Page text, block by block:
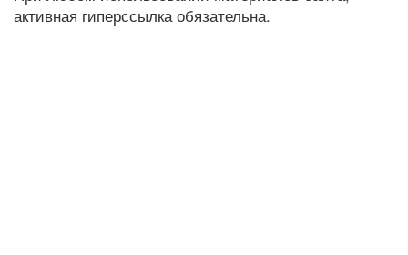
активная гиперссылка обязательна.